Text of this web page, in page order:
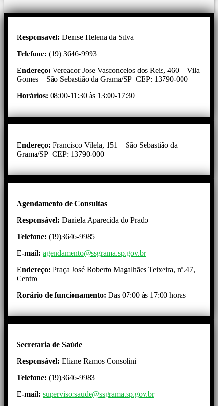
Responsável: Denise Helena da Silva
Telefone: (19) 3646-9993
Endereço: Vereador Jose Vasconcelos dos Reis, 460 – Vila
Gomes – São Sebastião da Grama/SP CEP: 13790-000
Horários: 08:00-11:30 às 13:00-17:30
Endereço: Francisco Vilela, 151 – São Sebastião da
Grama/SP CEP: 13790-000
Agendamento de Consultas
Responsável: Daniela Aparecida do Prado
Telefone: (19)3646-9985
E-mail: agendamento@ssgrama.sp.gov.br
Endereço: Praça José Roberto Magalhães Teixeira, nº.47,
Centro
Rorário de funcionamento: Das 07:00 às 17:00 horas
Secretaria de Saúde
Responsável: Eliane Ramos Consolini
Telefone: (19)3646-9983
E-mail: supervisorsaude@ssgrama.sp.gov.br